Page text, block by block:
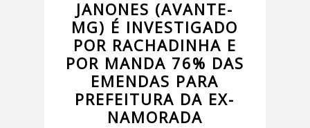
JANONES (AVANTE-
MG) É INVESTIGADO
POR RACHADINHA E
POR MANDA 76% DAS
EMENDAS PARA
PREFEITURA DA EX-
NAMORADA